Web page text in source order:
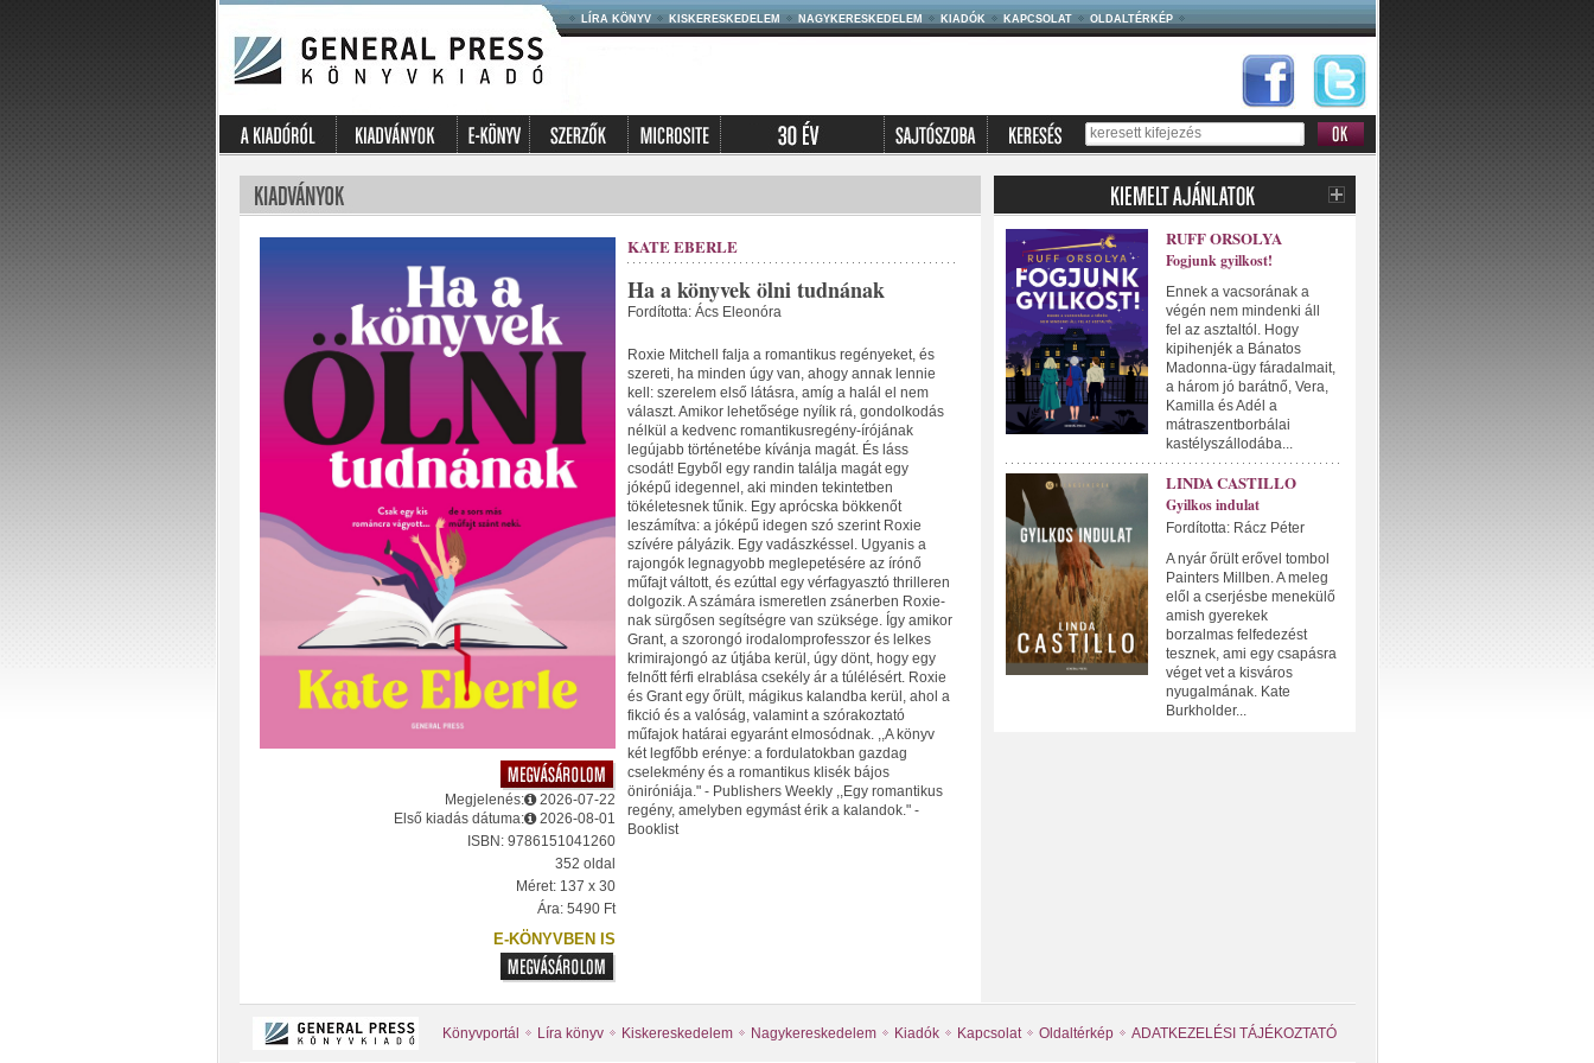
LÍRA KÖNYV KISKERESKEDELEM NAGYKERESKEDELEM KIADÓK KAPCSOLAT OLDALTÉRKÉP
Megjelenés:
2026-07-22
Első kiadás dátuma:
2026-08-01
ISBN: 9786151041260
352 oldal
Méret: 137 x 30
Ára: 5490 Ft
E-KÖNYVBEN IS
KATE EBERLE
Ha a könyvek ölni tudnának
Fordította: Ács Eleonóra
Roxie Mitchell falja a romantikus regényeket, és
szereti, ha minden úgy van, ahogy annak lennie
kell: szerelem első látásra, amíg a halál el nem
választ. Amikor lehetősége nyílik rá, gondolkodás
nélkül a kedvenc romantikusregény-írójának
legújabb történetébe kívánja magát. És láss
csodát! Egyből egy randin találja magát egy
jóképű idegennel, aki minden tekintetben
tökéletesnek tűnik. Egy aprócska bökkenőt
leszámítva: a jóképű idegen szó szerint Roxie
szívére pályázik. Egy vadászkéssel. Ugyanis a
rajongók legnagyobb meglepetésére az írónő
műfajt váltott, és ezúttal egy vérfagyasztó thrilleren
dolgozik. A számára ismeretlen zsánerben Roxie-
nak sürgősen segítségre van szüksége. Így amikor
Grant, a szorongó irodalomprofesszor és lelkes
krimirajongó az útjába kerül, úgy dönt, hogy egy
felnőtt férfi elrablása csekély ár a túlélésért. Roxie
és Grant egy őrült, mágikus kalandba kerül, ahol a
fikció és a valóság, valamint a szórakoztató
műfajok határai egyaránt elmosódnak. ,,A könyv
két legfőbb erénye: a fordulatokban gazdag
cselekmény és a romantikus klisék bájos
öniróniája." - Publishers Weekly ,,Egy romantikus
regény, amelyben egymást érik a kalandok." -
Booklist
RUFF ORSOLYA
Fogjunk gyilkost!
Ennek a vacsorának a
végén nem mindenki áll
fel az asztaltól. Hogy
kipihenjék a Bánatos
Madonna-ügy fáradalmait,
a három jó barátnő, Vera,
Kamilla és Adél a
mátraszentborbálai
kastélyszállodába...
LINDA CASTILLO
Gyilkos indulat
Fordította: Rácz Péter
A nyár őrült erővel tombol
Painters Millben. A meleg
elől a cserjésbe menekülő
amish gyerekek
borzalmas felfedezést
tesznek, ami egy csapásra
véget vet a kisváros
nyugalmának. Kate
Burkholder...
Könyvportál Líra könyv Kiskereskedelem Nagykereskedelem Kiadók Kapcsolat Oldaltérkép ADATKEZELÉSI TÁJÉKOZTATÓ